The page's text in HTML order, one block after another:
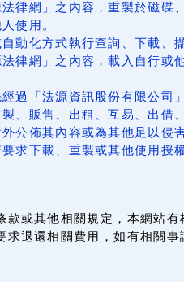
律網」之內容，重製於磁碟
使用。
自動化方式執行查詢、下載、
律網」之內容，載入自行或
經過「法源資訊股份有限公司
製、販售、出租、互易、出借
公佈其內容或為其他足以侵
求下載、重製或其他使用授
款或其他相關規定，本網站
求退還相關費用，如有相關